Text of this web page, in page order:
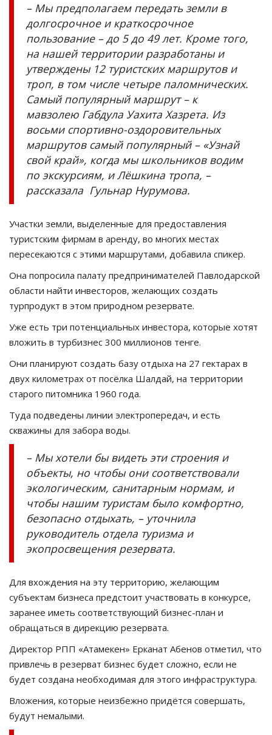
– Мы предполагаем передать земли в
долгосрочное и краткосрочное
пользование – до 5 до 49 лет. Кроме того,
на нашей территории разработаны и
утверждены 12 туристских маршрутов и
троп, в том числе четыре паломнических.
Самый популярный маршрут – к
мавзолею Габдула Уахита Хазрета. Из
восьми спортивно-оздоровительных
маршрутов самый популярный – «Узнай
свой край», когда мы школьников водим
по экскурсиям, и Лёшкина тропа, –
рассказала Гульнар Нурумова.
Участки земли, выделенные для предоставления
туристским фирмам в аренду, во многих местах
пересекаются с этими маршрутами, добавила спикер.
Она попросила палату предпринимателей Павлодарской
области найти инвесторов, желающих создать
турпродукт в этом природном резервате.
Уже есть три потенциальных инвестора, которые хотят
вложить в турбизнес 300 миллионов тенге.
Они планируют создать базу отдыха на 27 гектарах в
двух километрах от посёлка Шалдай, на территории
старого питомника 1960 года.
Туда подведены линии электропередач, и есть
скважины для забора воды.
– Мы хотели бы видеть эти строения и
объекты, но чтобы они соответствовали
экологическим, санитарным нормам, и
чтобы нашим туристам было комфортно,
безопасно отдыхать, – уточнила
руководитель отдела туризма и
экопросвещения резервата.
Для вхождения на эту территорию, желающим
субъектам бизнеса предстоит участвовать в конкурсе,
заранее иметь соответствующий бизнес-план и
обращаться в дирекцию резервата.
Директор РПП «Атамекен» Ерканат Абенов отметил, что
привлечь в резерват бизнес будет сложно, если не
будет создана необходимая для этого инфраструктура.
Вложения, которые неизбежно придётся совершать,
будут немалыми.